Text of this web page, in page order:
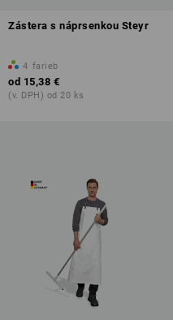
Zástera s náprsenkou Steyr
4 farieb
od 15,38 €
(v. DPH) od 20 ks